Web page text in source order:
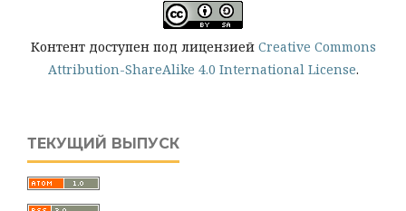
Контент доступен под лицензией Creative Commons
Attribution-ShareAlike 4.0 International License.
ТЕКУЩИЙ ВЫПУСК